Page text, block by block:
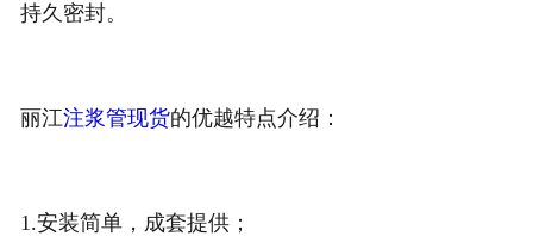
持久密封。
丽江注浆管现货的优越特点介绍：
1.安装简单，成套提供；